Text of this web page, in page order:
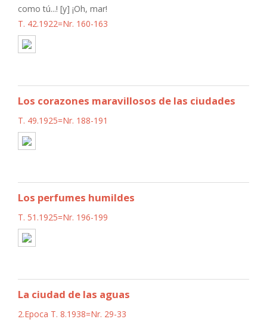
como tú...! [y] ¡Oh, mar!
T. 42.1922=Nr. 160-163
Los corazones maravillosos de las ciudades
T. 49.1925=Nr. 188-191
Los perfumes humildes
T. 51.1925=Nr. 196-199
La ciudad de las aguas
2.Epoca T. 8.1938=Nr. 29-33